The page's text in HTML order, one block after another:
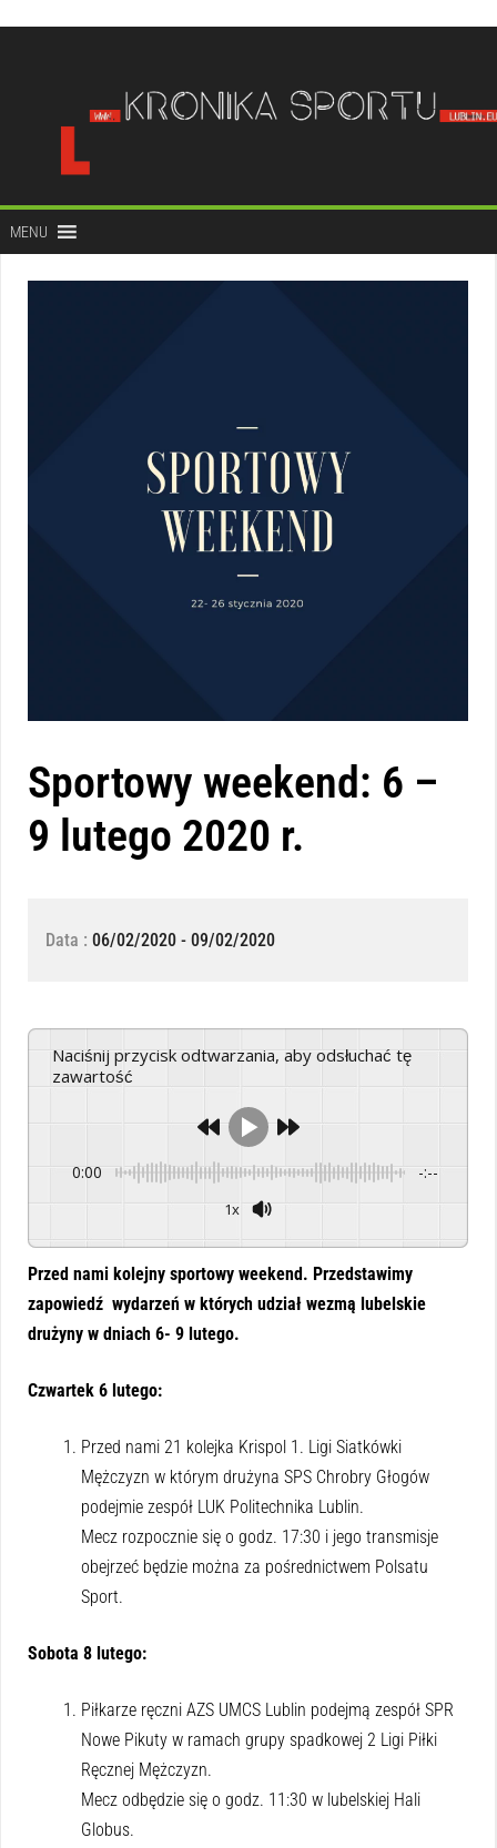
treści
MENU
Sportowy weekend: 6 –
9 lutego 2020 r.
Data : 06/02/2020 - 09/02/2020
Naciśnij przycisk odtwarzania, aby odsłuchać tę
zawartość
0:00 -:--
1x
Przed nami kolejny sportowy weekend. Przedstawimy
zapowiedź wydarzeń w których udział wezmą lubelskie
drużyny w dniach 6- 9 lutego.
Czwartek 6 lutego:
Przed nami 21 kolejka Krispol 1. Ligi Siatkówki
Mężczyzn w którym drużyna SPS Chrobry Głogów
podejmie zespół LUK Politechnika Lublin.
Mecz rozpocznie się o godz. 17:30 i jego transmisje
obejrzeć będzie można za pośrednictwem Polsatu
Sport.
Sobota 8 lutego:
Piłkarze ręczni AZS UMCS Lublin podejmą zespół SPR
Nowe Pikuty w ramach grupy spadkowej 2 Ligi Piłki
Ręcznej Mężczyzn.
Mecz odbędzie się o godz. 11:30 w lubelskiej Hali
Globus.